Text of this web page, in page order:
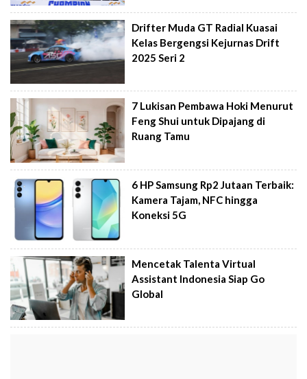
Drifter Muda GT Radial Kuasai
Kelas Bergengsi Kejurnas Drift
2025 Seri 2
7 Lukisan Pembawa Hoki Menurut
Feng Shui untuk Dipajang di
Ruang Tamu
6 HP Samsung Rp2 Jutaan Terbaik:
Kamera Tajam, NFC hingga
Koneksi 5G
Mencetak Talenta Virtual
Assistant Indonesia Siap Go
Global